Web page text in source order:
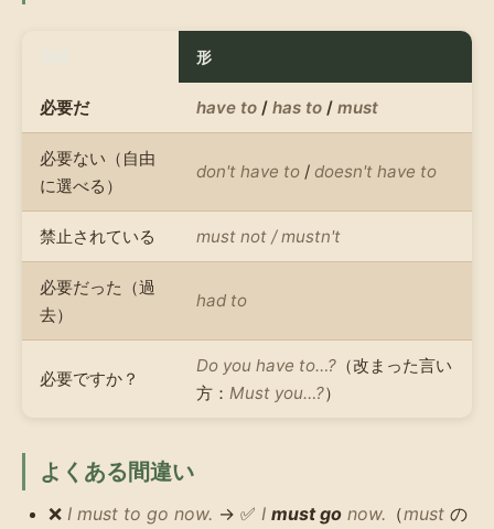
形
必要だ have to / has to / must
必要ない（自由
に選べる）
don't have to / doesn't have to
禁止されている must not / mustn't
必要だった（過
去）
had to
必要ですか？
Do you have to…? （改まった言い
方： Must you…?）
よくある間違い
❌ I must to go now. → ✅ I must go now. （must の